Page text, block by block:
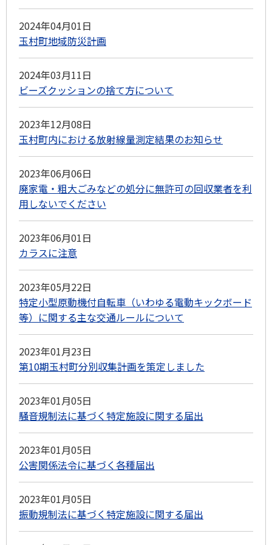
2024年04月01日
玉村町地域防災計画
2024年03月11日
ビーズクッションの捨て方について
2023年12月08日
玉村町内における放射線量測定結果のお知らせ
2023年06月06日
廃家電・粗大ごみなどの処分に無許可の回収業者を利
用しないでください
2023年06月01日
カラスに注意
2023年05月22日
特定小型原動機付自転車（いわゆる電動キックボード
等）に関する主な交通ルールについて
2023年01月23日
第10期玉村町分別収集計画を策定しました
2023年01月05日
騒音規制法に基づく特定施設に関する届出
2023年01月05日
公害関係法令に基づく各種届出
2023年01月05日
振動規制法に基づく特定施設に関する届出